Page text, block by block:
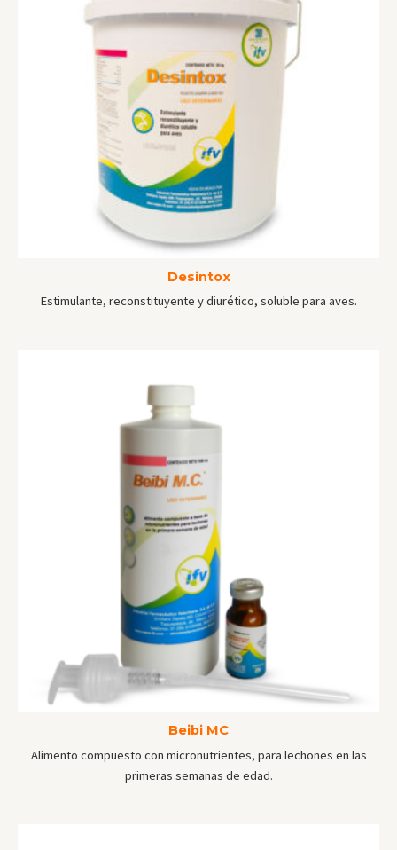
Desintox
Estimulante, reconstituyente y diurético, soluble para aves.
Beibi MC
Alimento compuesto con micronutrientes, para lechones en las
primeras semanas de edad.